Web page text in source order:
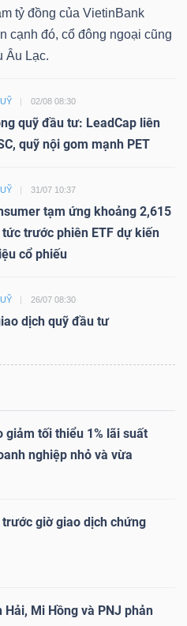
tỷ đồng của VietinBank
cạnh đó, cổ đông ngoại cũng
Âu Lạc.
02/08 08:30
quỹ đầu tư: LeadCap liên
quỹ nội gom mạnh PET
31/07 10:37
tạm ứng khoảng 2,615
trước phiên ETF dự kiến
cổ phiếu
26/07 08:30
dịch quỹ đầu tư
giảm tối thiểu 1% lãi suất
nghiệp nhỏ và vừa
giờ giao dịch chứng
Hải, Mi Hồng và PNJ phản